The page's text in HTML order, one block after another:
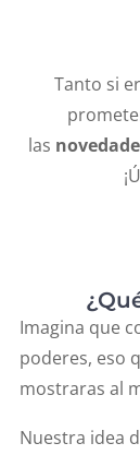
Tanto si
las
Imagina que
poderes, eso
mostraras al
Nuestra idea